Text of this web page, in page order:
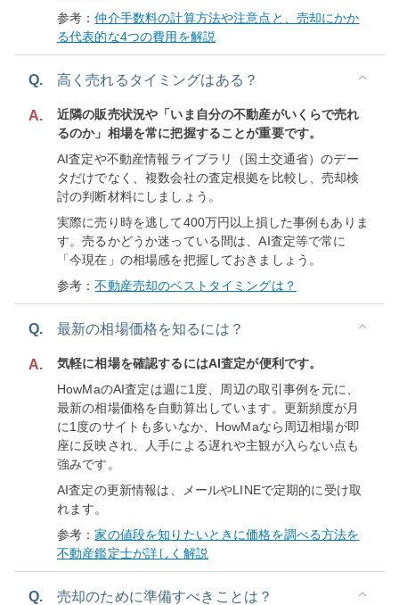
参考：仲介手数料の計算方法や注意点と、売却にかか
る代表的な4つの費用を解説
Q. 高く売れるタイミングはある？
A.
近隣の販売状況や「いま自分の不動産がいくらで売れ
るのか」相場を常に把握することが重要です。
AI査定や不動産情報ライブラリ（国土交通省）のデー
タだけでなく、複数会社の査定根拠を比較し、売却検
討の判断材料にしましょう。
実際に売り時を逃して400万円以上損した事例もありま
す。売るかどうか迷っている間は、AI査定等で常に
「今現在」の相場感を把握しておきましょう。
参考：不動産売却のベストタイミングは？
Q. 最新の相場価格を知るには？
A.
気軽に相場を確認するにはAI査定が便利です。
HowMaのAI査定は週に1度、周辺の取引事例を元に、
最新の相場価格を自動算出しています。更新頻度が月
に1度のサイトも多いなか、HowMaなら周辺相場が即
座に反映され、人手による遅れや主観が入らない点も
強みです。
AI査定の更新情報は、メールやLINEで定期的に受け取
れます。
参考：家の値段を知りたいときに価格を調べる方法を
不動産鑑定士が詳しく解説
Q. 売却のために準備すべきことは？